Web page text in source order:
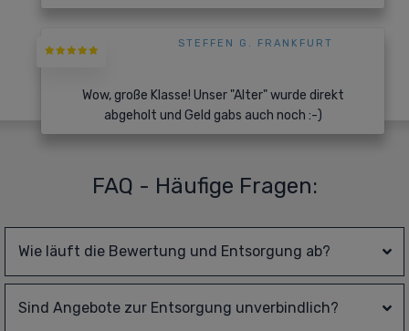
STEFFEN G. FRANKFURT
Wow, große Klasse! Unser "Alter" wurde direkt
abgeholt und Geld gabs auch noch :-)
FAQ - Häufige Fragen:
Wie läuft die Bewertung und Entsorgung ab?
Sind Angebote zur Entsorgung unverbindlich?